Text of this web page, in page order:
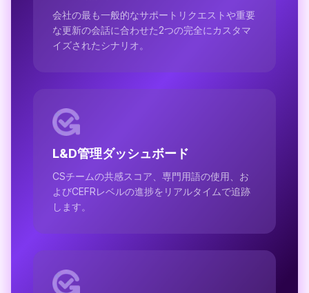
会社の最も一般的なサポートリクエストや重要
な更新の会話に合わせた2つの完全にカスタマ
イズされたシナリオ。
L&D管理ダッシュボード
CSチームの共感スコア、専門用語の使用、お
よびCEFRレベルの進捗をリアルタイムで追跡
します。